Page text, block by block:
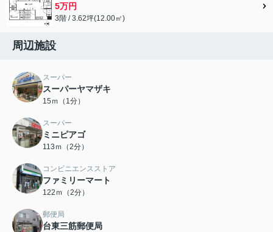
5万円
3階 / 3.62坪(12.00㎡)
周辺施設
スーパー
スーパーヤマザキ
15ｍ（1分）
スーパー
ミニピアゴ
113ｍ（2分）
コンビニエンスストア
ファミリーマート
122ｍ（2分）
郵便局
台東三筋郵便局